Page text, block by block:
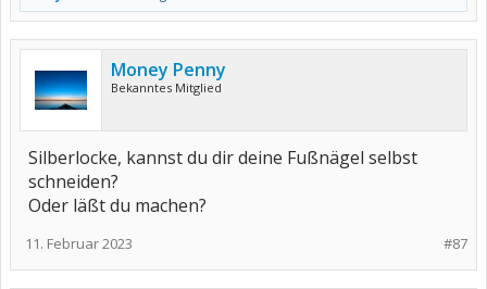
Money Penny
Bekanntes Mitglied
Silberlocke, kannst du dir deine Fußnägel selbst
schneiden?
Oder läßt du machen?
#87
11. Februar 2023